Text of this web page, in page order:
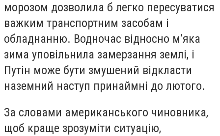
морозом дозволила б легко пересуватися
важким транспортним засобам і
обладнанню. Водночас відносно м’яка
зима уповільнила замерзання землі, і
Путін може бути змушений відкласти
наземний наступ принаймні до лютого.
За словами американського чиновника,
щоб краще зрозуміти ситуацію,